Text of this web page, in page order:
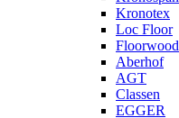
Kronotex
Loc Floor
Floorwood
Aberhof
AGT
Classen
EGGER